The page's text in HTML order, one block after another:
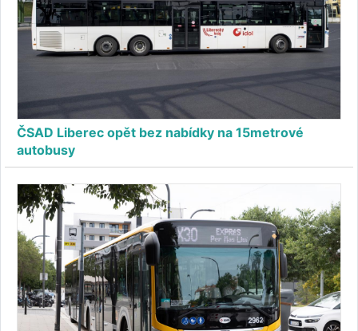
ČSAD Liberec opět bez nabídky na 15metrové
autobusy